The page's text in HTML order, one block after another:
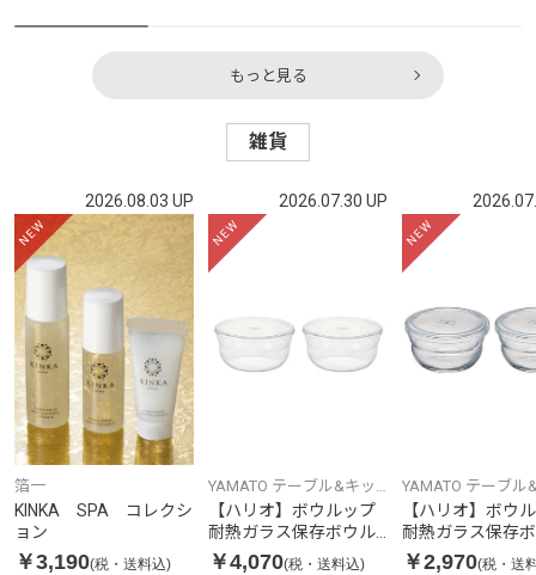
もっと見る
雑貨
NEW
2026.08.03 UP
箔一
KINKA SPA コレクシ
ョン
￥3,190(税・送料込)
NEW
2026.07.30 UP
YAMATO テーブル&キッ
チン
【ハリオ】ボウルップ
耐熱ガラス保存ボウル
1200 2個セット
￥4,070(税・送料込)
NEW
YAMATO テーブル
チン
【ハリオ】ボウ
耐熱ガラス保存
350 2個セット
￥2,970(税・送